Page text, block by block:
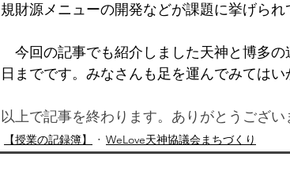
規財源メニューの開発などが課題に挙げられ
今回の記事でも紹介しました天神と博多
日までです。みなさんも足を運んでみてはい
以上で記事を終わります。ありがとうござい
【授業の記録簿】 WeLove天神協議会まちづくり